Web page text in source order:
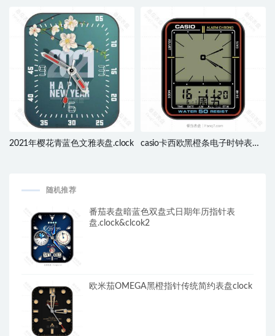
盘.clock&clock2
2021年樱花青蓝色文雅表盘.clock
casio卡西欧黑橙条电子时钟表
随机推荐
番茄表盘暗蓝色双盘式日期年历指针表
盘.clock&clcok2
欧米茄OMEGA黑橙指针传统简约表盘clock